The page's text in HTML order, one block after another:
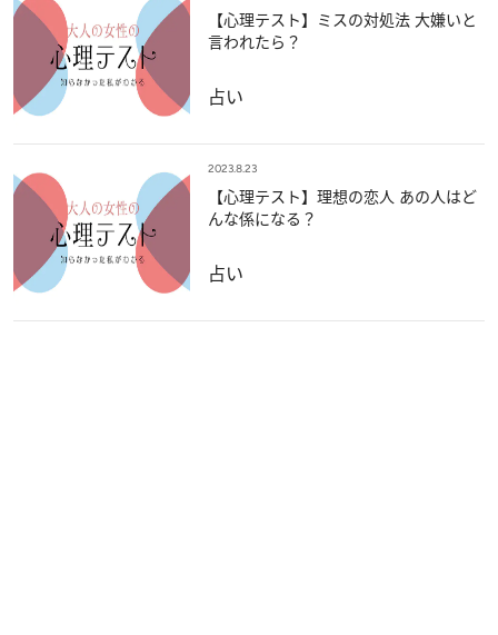
【心理テスト】ミスの対処法 大嫌いと
言われたら？
占い
2023.8.23
【心理テスト】理想の恋人 あの人はど
んな係になる？
占い